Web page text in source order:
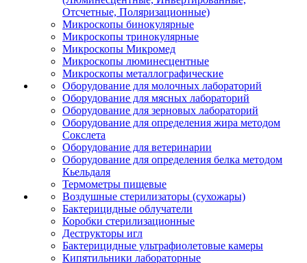
Отсчетные, Поляризационные)
Микроскопы бинокулярные
Микроскопы тринокулярные
Микроскопы Микромед
Микроскопы люминесцентные
Микроскопы металлографические
Оборудование для молочных лабораторий
Оборудование для мясных лабораторий
Оборудование для зерновых лабораторий
Оборудование для определения жира методом
Сокслета
Оборудование для ветеринарии
Оборудование для определения белка методом
Кьельдаля
Термометры пищевые
Воздушные стерилизаторы (сухожары)
Бактерицидные облучатели
Коробки стерилизационные
Деструкторы игл
Бактерицидные ультрафиолетовые камеры
Кипятильники лабораторные